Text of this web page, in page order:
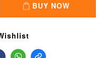
BUY NOW